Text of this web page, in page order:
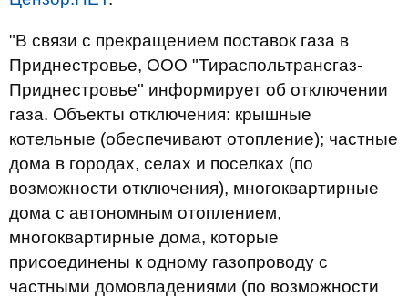
"В связи с прекращением поставок газа в
Приднестровье, ООО "Тираспольтрансгаз-
Приднестровье" информирует об отключении
газа. Объекты отключения: крышные
котельные (обеспечивают отопление); частные
дома в городах, селах и поселках (по
возможности отключения), многоквартирные
дома с автономным отоплением,
многоквартирные дома, которые
присоединены к одному газопроводу с
частными домовладениями (по возможности